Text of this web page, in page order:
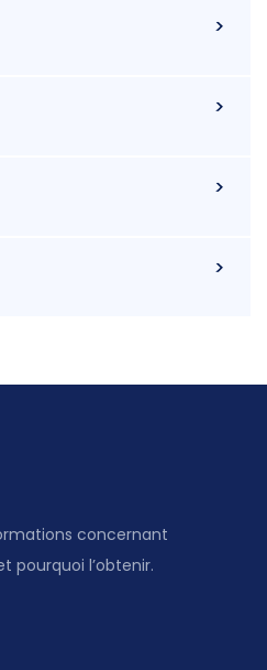
concernant
pourquoi l’obtenir.